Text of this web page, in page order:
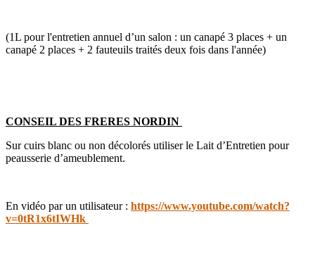
(1L pour l'entretien annuel d’un salon : un canapé 3 places + un
canapé 2 places + 2 fauteuils traités deux fois dans l'année)
CONSEIL DES FRERES NORDIN
Sur cuirs blanc ou non décolorés utiliser le Lait d’Entretien pour
peausserie d’ameublement.
En vidéo par un utilisateur : https://www.youtube.com/watch?
v=0tR1x6tIWHk